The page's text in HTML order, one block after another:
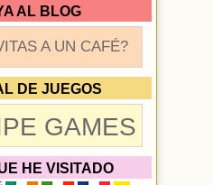
AL BLOG
A UN CAFÉ?
DE JUEGOS
GAMES
HE VISITADO